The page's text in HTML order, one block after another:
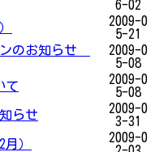
6-02
2009-0
5-21
のお知らせ
2009-0
5-08
て
2009-0
5-08
らせ
2009-0
3-31
）
2009-0